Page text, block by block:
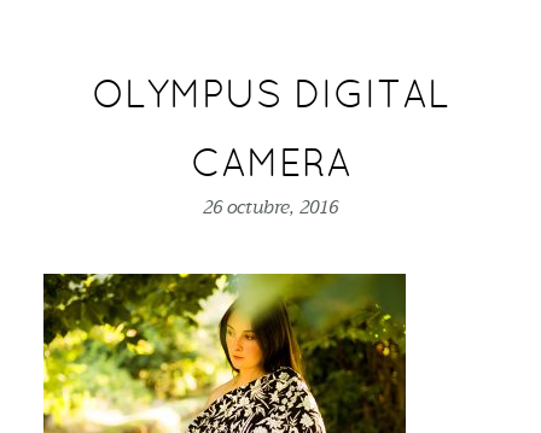
OLYMPUS DIGITAL
CAMERA
26 octubre, 2016